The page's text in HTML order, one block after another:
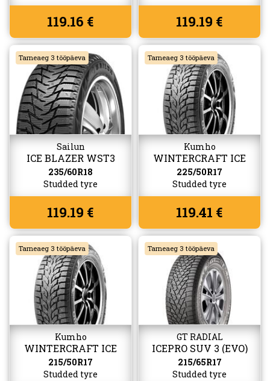
119.16 € 119.19 €
Tarneaeg 3 tööpäeva
Sailun
ICE BLAZER WST3
235/60R18
Studded tyre
119.19 €
Tarneaeg 3 tööpäeva
Kumho
WINTERCRAFT ICE
WI32
225/50R17
Studded tyre
119.41 €
Tarneaeg 3 tööpäeva
Kumho
WINTERCRAFT ICE
WI32
215/50R17
Studded tyre
Tarneaeg 3 tööpäeva
GT RADIAL
ICEPRO SUV 3 (EVO)
215/65R17
Studded tyre